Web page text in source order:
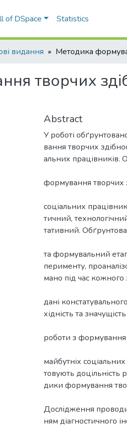
of DSpace Statistics
видання
творчих
Abstract
У роботі
вання творчих
альних працівників.
формування творчих
соціальних
тичний,
тативний.
та формувальний
перименту,
мано під час кожного
дані
хідність та
роботи з формування
майбутніх
товують доцільність
дики формування
Дослідження
ням діагностичного